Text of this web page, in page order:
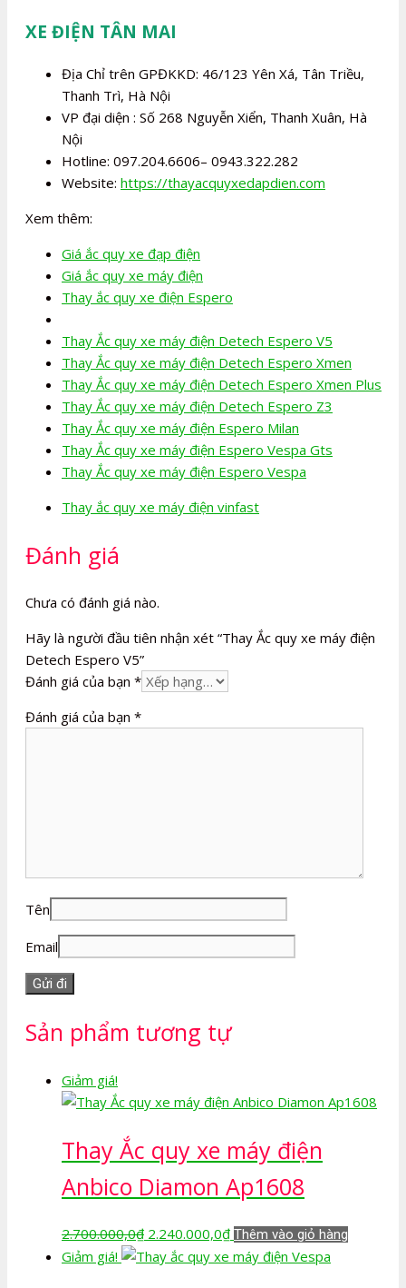
XE ĐIỆN TÂN MAI
Địa Chỉ trên GPĐKKD: 46/123 Yên Xá, Tân Triều,
Thanh Trì, Hà Nội
VP đại diện : Số 268 Nguyễn Xiển, Thanh Xuân, Hà
Nội
Hotline: 097.204.6606– 0943.322.282
Website: https://thayacquyxedapdien.com
Xem thêm:
Giá ắc quy xe đạp điện
Giá ắc quy xe máy điện
Thay ắc quy xe điện Espero
Thay Ắc quy xe máy điện Detech Espero V5
Thay Ắc quy xe máy điện Detech Espero Xmen
Thay Ắc quy xe máy điện Detech Espero Xmen Plus
Thay Ắc quy xe máy điện Detech Espero Z3
Thay Ắc quy xe máy điện Espero Milan
Thay Ắc quy xe máy điện Espero Vespa Gts
Thay Ắc quy xe máy điện Espero Vespa
Thay ắc quy xe máy điện vinfast
Đánh giá
Chưa có đánh giá nào.
Hãy là người đầu tiên nhận xét “Thay Ắc quy xe máy điện
Detech Espero V5”
Đánh giá của bạn *
Đánh giá của bạn *
Tên
Email
Sản phẩm tương tự
Giảm giá!
Thay Ắc quy xe máy điện
Anbico Diamon Ap1608
2.700.000,0₫ Giá
gốc
2.240.000,0₫Giá
hiện
Thêm vào giỏ hàng
Giảm giá!